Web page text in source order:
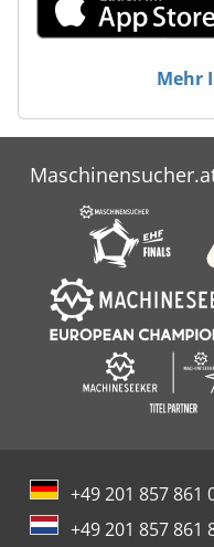
Mehr
+49 201 857 861
+49 201 857 861